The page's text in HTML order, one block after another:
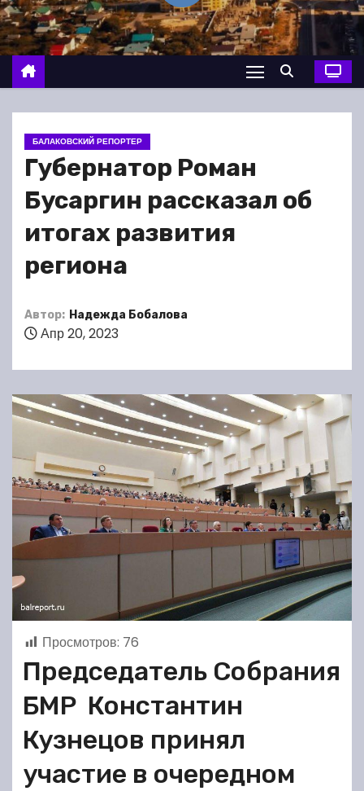
о
м
у
БАЛАКОВСКИЙ РЕПОРТЕР
Губернатор Роман
Бусаргин рассказал об
итогах развития
региона
Автор: Надежда Бобалова
Апр 20, 2023
Просмотров: 76
Председатель Собрания
БМР Константин
Кузнецов принял
участие в очередном